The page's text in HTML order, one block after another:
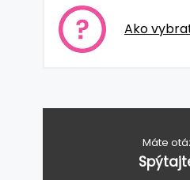
Ako
Máte